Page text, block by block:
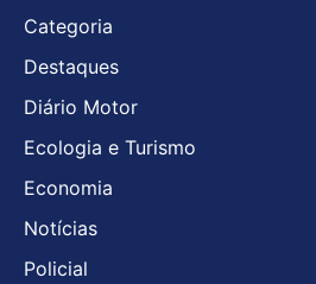
Categoria
Destaques
Diário Motor
Ecologia e Turismo
Economia
Notícias
Policial